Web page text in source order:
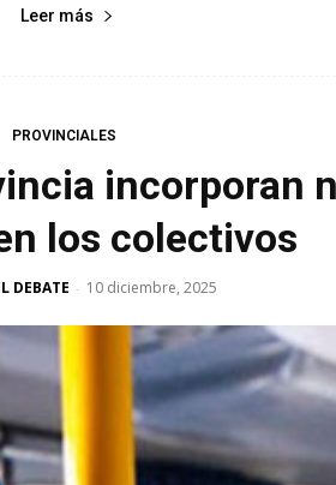
Leer más
PROVINCIALES
incorporan
los colectivos
DEBATE - 10 diciembre, 2025